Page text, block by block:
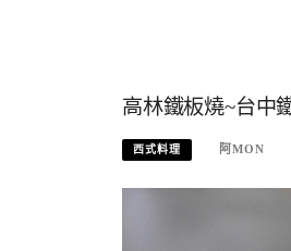
高林鐵板燒~台中
西式料理 阿MON